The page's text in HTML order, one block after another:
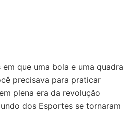
em que uma bola e uma quadra
precisava para praticar
plena era da revolução
dos Esportes se tornaram